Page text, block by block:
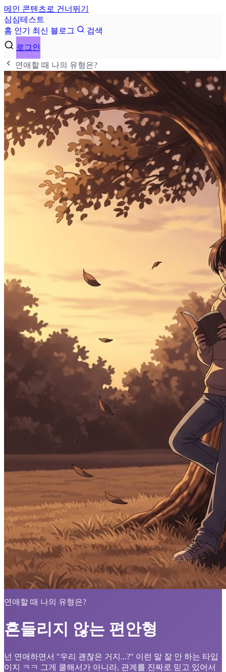
메인 콘텐츠로 건너뛰기
심심테 스 트
홈 인기 최신 블로그
검색
로그인
연애할 때 나의 유형은?
연애할 때 나의 유형은?
흔들리지 않는 편안형
넌 연애하면서 "우리 괜찮은 거지...?" 이런 말 잘 안 하는 타입
이지 ㅋㅋ 그게 쿨해서가 아니라, 관계를 진짜로 믿고 있어서